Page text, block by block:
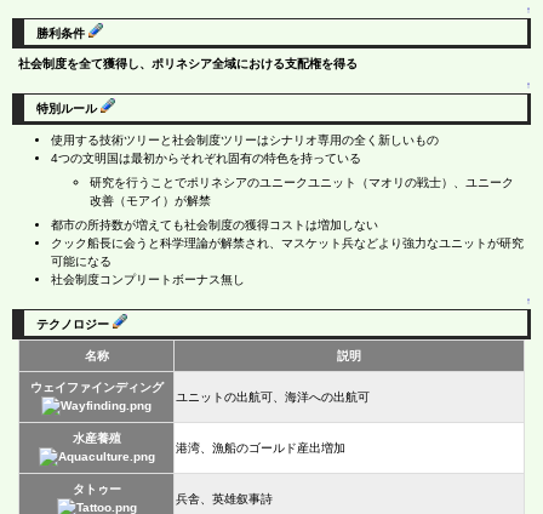
↑
勝利条件
社会制度を全て獲得し、ポリネシア全域における支配権を得る
↑
特別ルール
使用する技術ツリーと社会制度ツリーはシナリオ専用の全く新しいもの
4つの文明国は最初からそれぞれ固有の特色を持っている
研究を行うことでポリネシアのユニークユニット（マオリの戦士）、ユニーク
改善（モアイ）が解禁
都市の所持数が増えても社会制度の獲得コストは増加しない
クック船長に会うと科学理論が解禁され、マスケット兵などより強力なユニットが研究
可能になる
社会制度コンプリートボーナス無し
↑
テクノロジー
名称 説明
ウェイファインディング
ユニットの出航可、海洋への出航可
水産養殖
港湾、漁船のゴールド産出増加
タトゥー
兵舎、英雄叙事詩